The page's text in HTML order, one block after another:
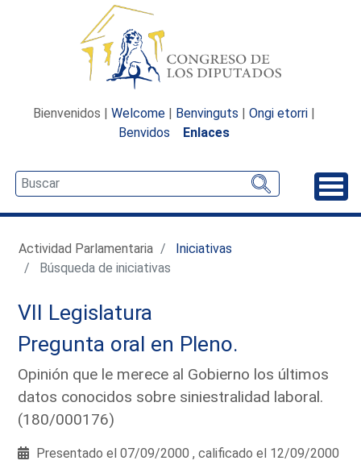
Bienvenidos | Welcome | Benvinguts | Ongi etorri |
Benvidos
Enlaces
Actividad Parlamentaria
Iniciativas
Búsqueda de iniciativas
VII Legislatura
Pregunta oral en Pleno.
Opinión que le merece al Gobierno los últimos
datos conocidos sobre siniestralidad laboral.
(180/000176)
Presentado el 07/09/2000 , calificado el 12/09/2000